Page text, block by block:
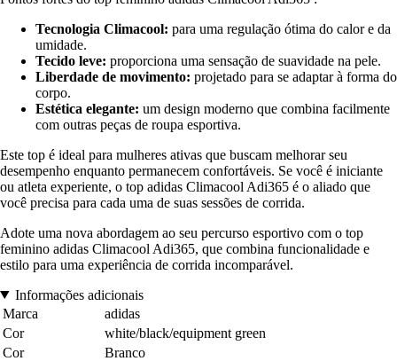
Tecnologia Climacool: para uma regulação ótima do calor e da
umidade.
Tecido leve: proporciona uma sensação de suavidade na pele.
Liberdade de movimento: projetado para se adaptar à forma do
corpo.
Estética elegante: um design moderno que combina facilmente
com outras peças de roupa esportiva.
Este top é ideal para mulheres ativas que buscam melhorar seu
desempenho enquanto permanecem confortáveis. Se você é iniciante
ou atleta experiente, o top adidas Climacool Adi365 é o aliado que
você precisa para cada uma de suas sessões de corrida.
Adote uma nova abordagem ao seu percurso esportivo com o top
feminino adidas Climacool Adi365, que combina funcionalidade e
estilo para uma experiência de corrida incomparável.
Informações adicionais
Marca
adidas
Cor
white/black/equipment green
Cor
Branco